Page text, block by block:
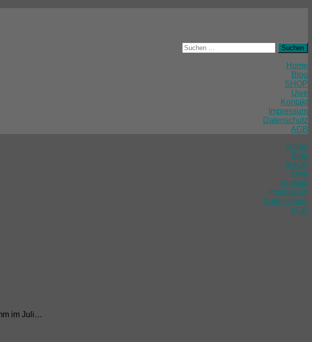
Suchen
nach:
Home
Blog
SHOP
Uwe
Kontakt
Impressum
Datenschutz
AGB
Home
Blog
SHOP
Uwe
Kontakt
Impressum
Datenschutz
AGB
im Juli…